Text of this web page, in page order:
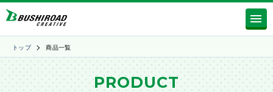
トップ 商品一覧
PRODUCT